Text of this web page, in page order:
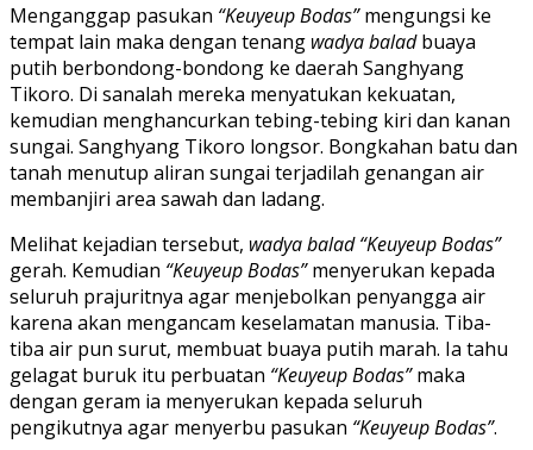
Menganggap pasukan “Keuyeup Bodas”mengungsi ke
tempat lain maka dengan tenang wadya baladbuaya
putih berbondong-bondong ke daerah Sanghyang
Tikoro. Di sanalah mereka menyatukan kekuatan,
kemudian menghancurkan tebing-tebing kiri dan kanan
sungai. Sanghyang Tikoro longsor. Bongkahan batu dan
tanah menutup aliran sungai terjadilah genangan air
membanjiri area sawah dan ladang.
Melihat kejadian tersebut, wadya balad “Keuyeup Bodas”
gerah. Kemudian “Keuyeup Bodas”menyerukan kepada
seluruh prajuritnya agar menjebolkan penyangga air
karena akan mengancam keselamatan manusia. Tiba-
tiba air pun surut, membuat buaya putih marah. Ia tahu
gelagat buruk itu perbuatan “Keuyeup Bodas”maka
dengan geram ia menyerukan kepada seluruh
pengikutnya agar menyerbu pasukan “Keuyeup Bodas”.